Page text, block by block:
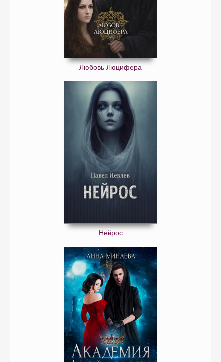
Любовь Люцифера
Нейрос